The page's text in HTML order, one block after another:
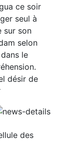
ce soir
seul à
sur son
selon
le
désir de
des